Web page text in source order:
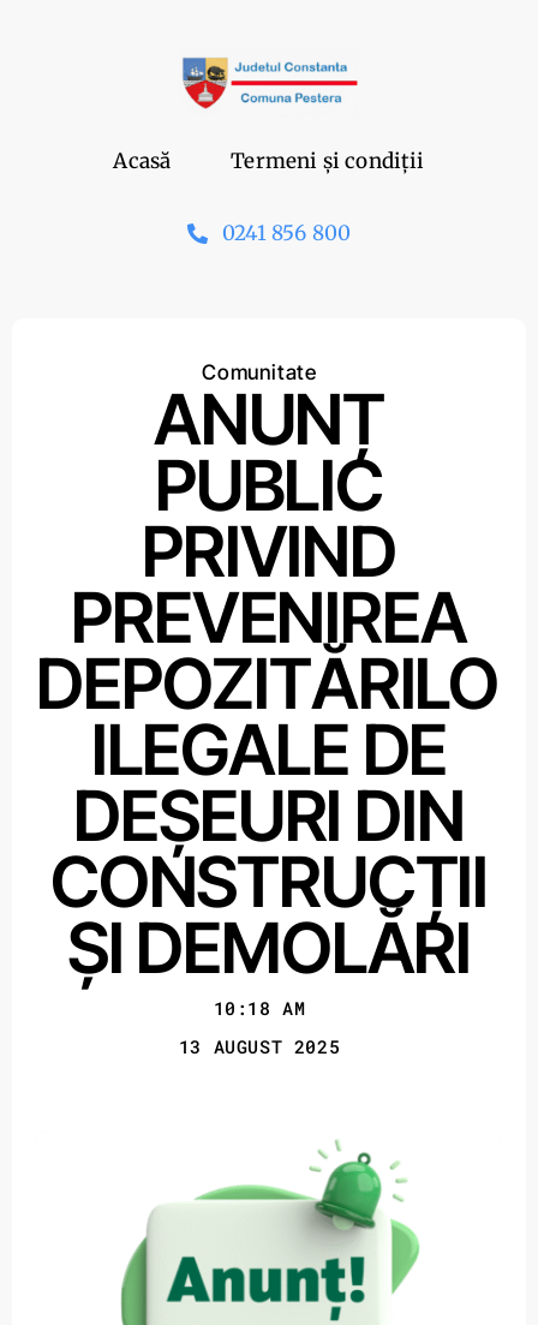
Acasă Termeni și condiții
0241 856 800
Comunitate
ANUNȚ
PUBLIC
PRIVIND
PREVENIREA
ILEGALE DE
DEȘEURI DIN
CONSTRUCȚII
ȘI DEMOLĂRI
10:18 AM
13 AUGUST 2025